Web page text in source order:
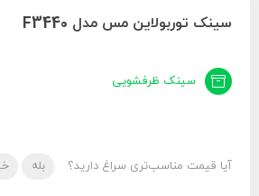
سینک توربولاین مس مدل F3440
سینک ظرفشویی
آیا قیمت مناسب‌تری سراغ دارید؟ بله